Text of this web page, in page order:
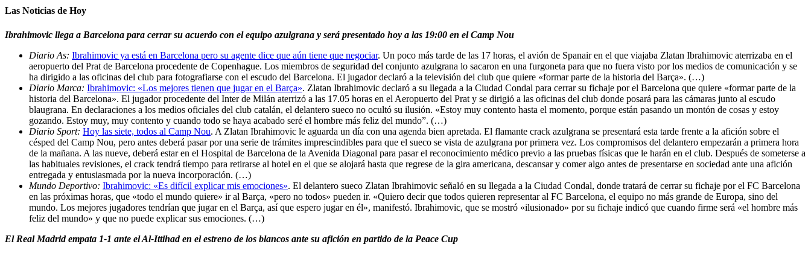
Las Noticias de Hoy
Ibrahimovic llega a Barcelona para cerrar su acuerdo con el equipo azulgrana y será presentado hoy a las 19:00 en el Camp Nou
Diario As: Ibrahimovic ya está en Barcelona pero su agente dice que aún tiene que negociar. Un poco más tarde de las 17 horas, el avión de Spanair en el que viajaba Zlatan Ibrahimovic aterrizaba en el
aeropuerto del Prat de Barcelona procedente de Copenhague. Los miembros de seguridad del conjunto azulgrana lo sacaron en una furgoneta para que no fuera visto por los medios de comunicación y se
ha dirigido a las oficinas del club para fotografiarse con el escudo del Barcelona. El jugador declaró a la televisión del club que quiere «formar parte de la historia del Barça». (…)
Diario Marca: Ibrahimovic: «Los mejores tienen que jugar en el Barça». Zlatan Ibrahimovic declaró a su llegada a la Ciudad Condal para cerrar su fichaje por el Barcelona que quiere «formar parte de la
historia del Barcelona». El jugador procedente del Inter de Milán aterrizó a las 17.05 horas en el Aeropuerto del Prat y se dirigió a las oficinas del club donde posará para las cámaras junto al escudo
blaugrana. En declaraciones a los medios oficiales del club catalán, el delantero sueco no ocultó su ilusión. «Estoy muy contento hasta el momento, porque están pasando un montón de cosas y estoy
gozando. Estoy muy, muy contento y cuando todo se haya acabado seré el hombre más feliz del mundo”. (…)
Diario Sport: Hoy las siete, todos al Camp Nou. A Zlatan Ibrahimovic le aguarda un día con una agenda bien apretada. El flamante crack azulgrana se presentará esta tarde frente a la afición sobre el
césped del Camp Nou, pero antes deberá pasar por una serie de trámites imprescindibles para que el sueco se vista de azulgrana por primera vez. Los compromisos del delantero empezarán a primera hora
de la mañana. A las nueve, deberá estar en el Hospital de Barcelona de la Avenida Diagonal para pasar el reconocimiento médico previo a las pruebas físicas que le harán en el club. Después de someterse a
las habituales revisiones, el crack tendrá tiempo para retirarse al hotel en el que se alojará hasta que regrese de la gira americana, descansar y comer algo antes de presentarse en sociedad ante una afición
entregada y entusiasmada por la nueva incorporación. (…)
Mundo Deportivo: Ibrahimovic: «Es difícil explicar mis emociones». El delantero sueco Zlatan Ibrahimovic señaló en su llegada a la Ciudad Condal, donde tratará de cerrar su fichaje por el FC Barcelona
en las próximas horas, que «todo el mundo quiere» ir al Barça, «pero no todos» pueden ir. «Quiero decir que todos quieren representar al FC Barcelona, el equipo no más grande de Europa, sino del
mundo. Los mejores jugadores tendrían que jugar en el Barça, así que espero jugar en él», manifestó. Ibrahimovic, que se mostró «ilusionado» por su fichaje indicó que cuando firme será «el hombre más
feliz del mundo» y que no puede explicar sus emociones. (…)
El Real Madrid empata 1-1 ante el Al-Ittihad en el estreno de los blancos ante su afición en partido de la Peace Cup